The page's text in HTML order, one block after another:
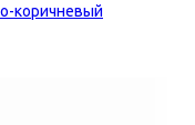
коричневый